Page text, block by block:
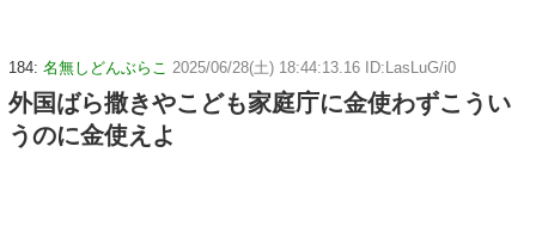
184: 名無しどんぶらこ 2025/06/28(土) 18:44:13.16 ID:LasLuG/i0
外国ばら撒きやこども家庭庁に金使わずこうい
うのに金使えよ